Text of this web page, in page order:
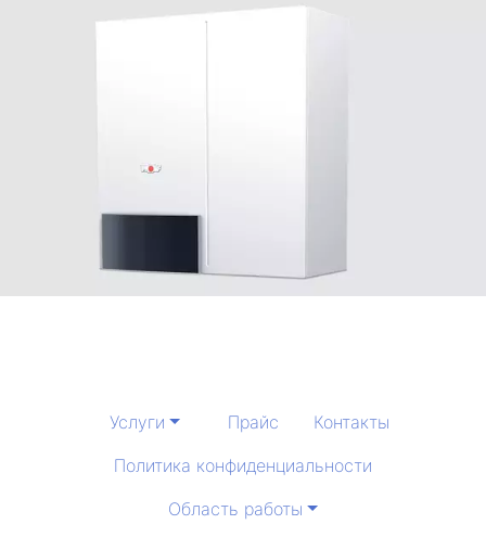
Услуги Прайс
Контакты
Политика конфиденциальности
Область работы